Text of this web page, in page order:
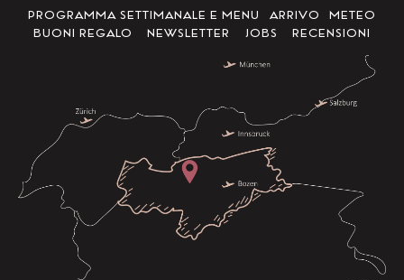
PROGRAMMA SETTIMANALE E MENU ARRIVO
METEO
BUONI REGALO
NEWSLETTER JOBS RECENSIONI